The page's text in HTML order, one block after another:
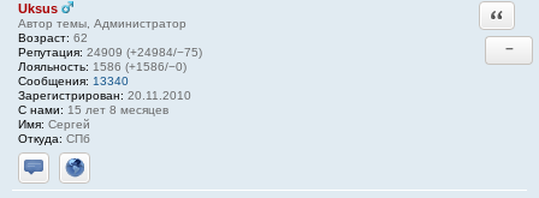
Uksus
Автор темы, Администратор
Возраст: 62
Репутация: 24909 (+24984/−75)
Лояльность: 1586 (+1586/−0)
Сообщения: 13340
Зарегистрирован: 20.11.2010
С нами: 15 лет 8 месяцев
Имя: Сергей
Откуда: СПб
Отправить личное сообщение
Сайт
−